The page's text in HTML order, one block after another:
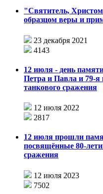
"Святитель,
образцом веры и
23 декабря 2021
4143
12 июля - день
Петра и Павла и 79-я
танкового сражения
12 июля 2022
2817
12 июля прошли
посвящённые 80-
сражения
12 июля 2023
7502